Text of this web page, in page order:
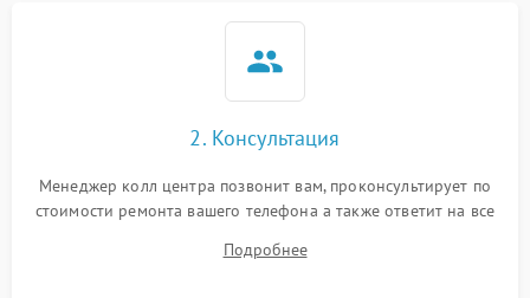
2. Консультация
Менеджер колл центра позвонит вам, проконсультирует по
стоимости ремонта вашего телефона а также ответит на все
Подробнее